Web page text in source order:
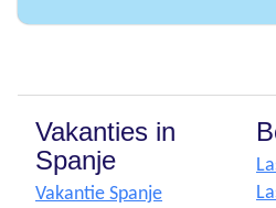
Vakanties in
Spanje
Vakantie Spanje